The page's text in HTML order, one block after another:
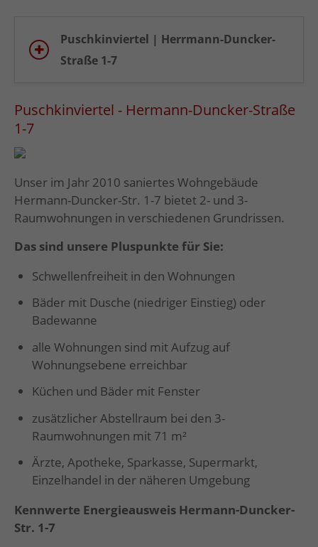
Puschkinviertel | Herrmann-Duncker-
Straße 1-7
Puschkinviertel - Hermann-Duncker-Straße
1-7
Unser im Jahr 2010 saniertes Wohngebäude
Hermann-Duncker-Str. 1-7 bietet 2- und 3-
Raumwohnungen in verschiedenen Grundrissen.
Das sind unsere Pluspunkte für Sie:
Schwellenfreiheit in den Wohnungen
Bäder mit Dusche (niedriger Einstieg) oder
Badewanne
alle Wohnungen sind mit Aufzug auf
Wohnungsebene erreichbar
Küchen und Bäder mit Fenster
zusätzlicher Abstellraum bei den 3-
Raumwohnungen mit 71 m²
Ärzte, Apotheke, Sparkasse, Supermarkt,
Einzelhandel in der näheren Umgebung
Kennwerte Energieausweis Hermann-Duncker-
Str. 1-7